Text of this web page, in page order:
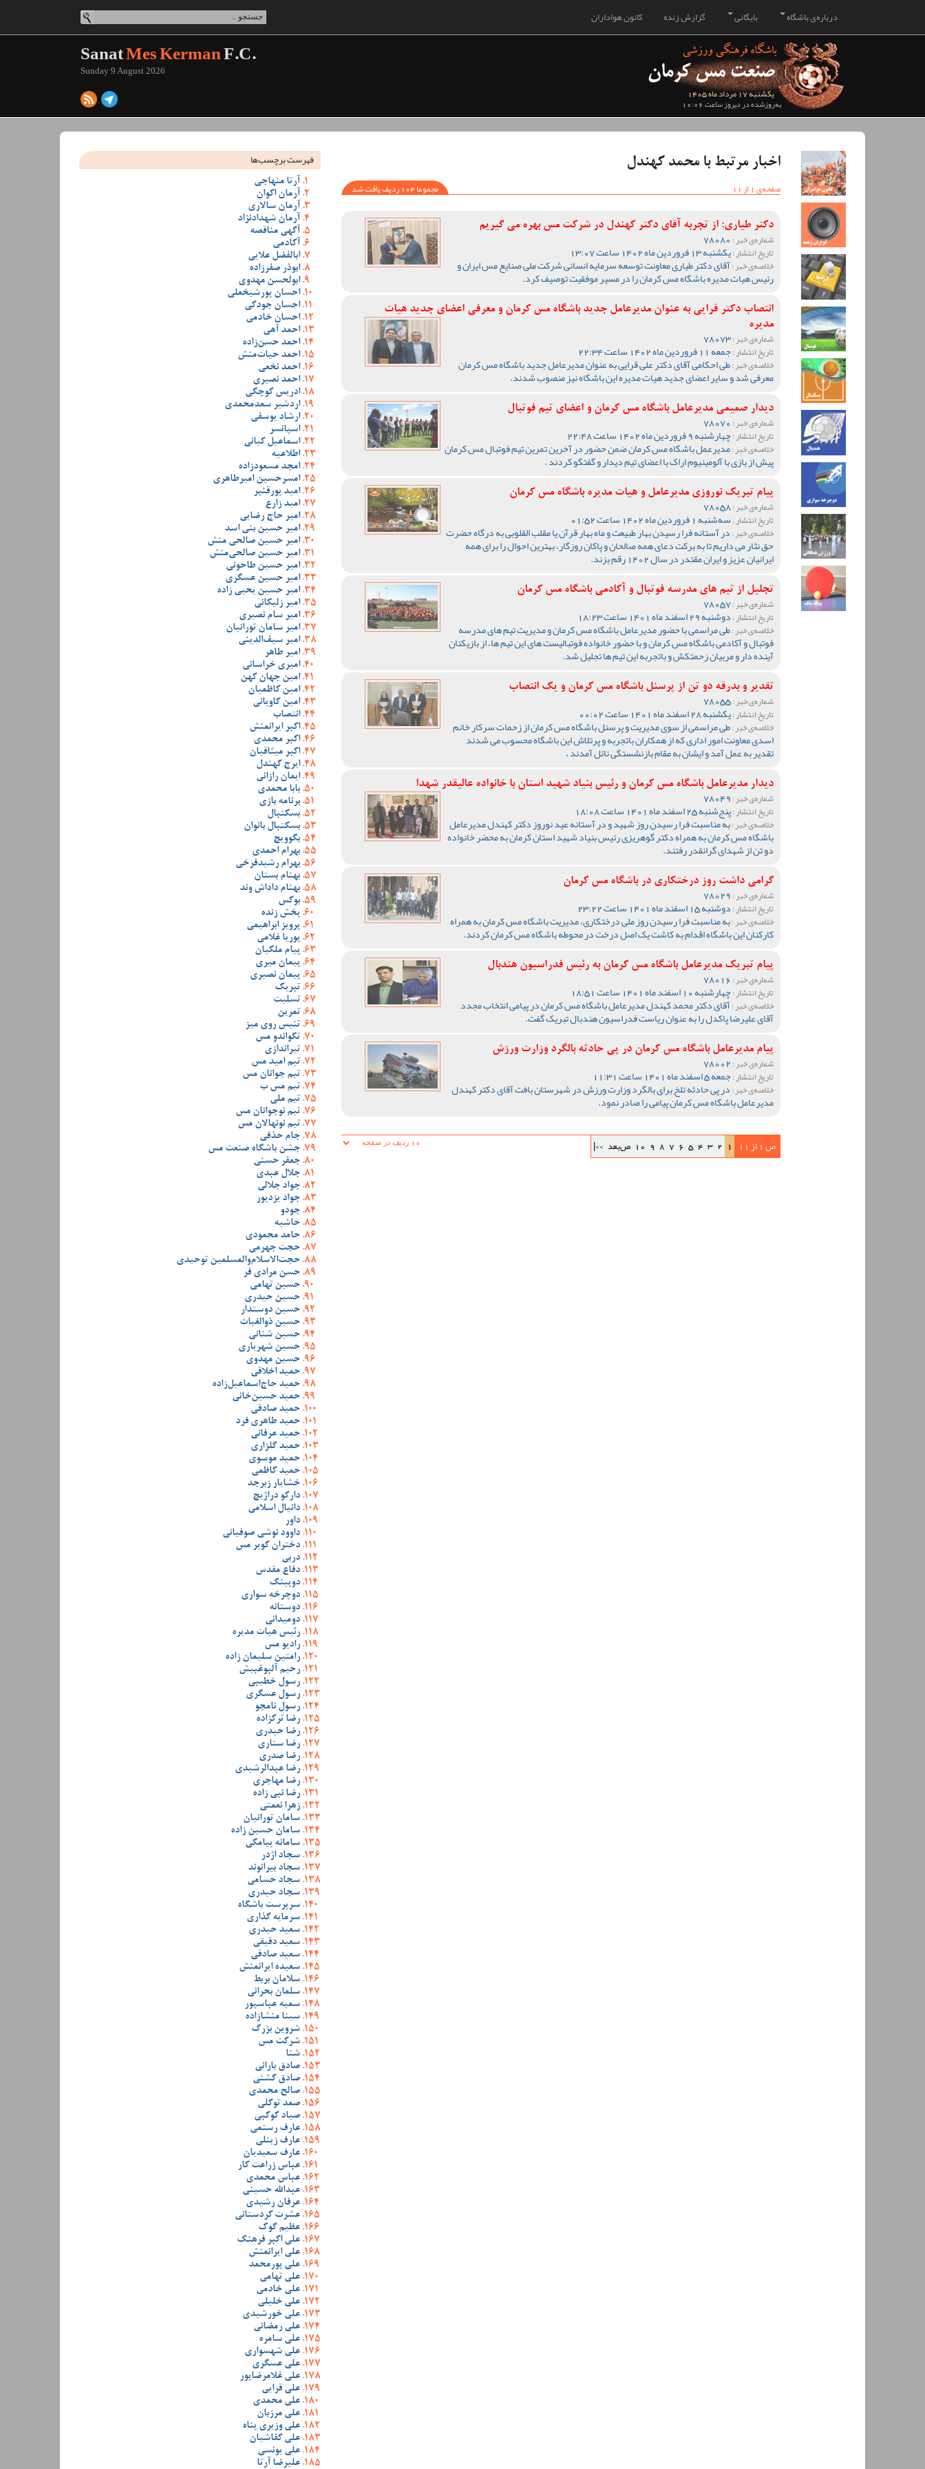
کانون هواداران گزارش زنده بایگانی درباره‌ی باشگاه
یکشنبه 17 مرداد ماه 1405
به‌روزشده در دیروز ساعت 10:06
SanatMes KermanF.C.
Sunday 9 August 2026
اخبار مرتبط با محمد کهندل
صفحه‌ی 1 از 11
مجموعا 104 ردیف یافت شد
دکتر طیاری: از تجربه آقای دکتر کهندل در شرکت مس بهره می گیریم
شماره‌ی خبر :
تاریخ انتشار :یکشنبه 13 فروردین ماه 1402 ساعت 13:07
خلاصه‌ی خبر :آقای دکتر طیاری معاونت توسعه سرمایه انسانی شرکت ملی صنایع مس ایران و
رئیس هیات مدیره باشگاه مس کرمان را در مسیر موفقیت توصیف کرد.
انتصاب دکتر قرایی به عنوان مدیرعامل جدید باشگاه مس کرمان و معرفی اعضای جدید هیات
مدیره
شماره‌ی خبر :78073
تاریخ انتشار :جمعه 11 فروردین ماه 1402 ساعت 22:34
خلاصه‌ی خبر :طی احکامی آقای دکتر علی قرایی به عنوان مدیرعامل جدید باشگاه مس کرمان
معرفی شد و سایر اعضای جدید هیات مدیره این باشگاه نیز منصوب شدند.
دیدار صمیمی مدیرعامل باشگاه مس کرمان و اعضای تیم فوتبال
شماره‌ی خبر :
تاریخ انتشار :چهارشنبه 9 فروردین ماه 1402 ساعت 22:48
خلاصه‌ی خبر :مدیرعمل باشگاه مس کرمان ضمن حضور در آخرین تمرین تیم فوتبال مس کرمان
پیش از بازی با آلومینیوم اراک با اعضای تیم دیدار و گفتگو کردند ‌.
پیام تبریک نوروزی مدیرعامل و هیات مدیره باشگاه مس کرمان
شماره‌ی خبر :78058
تاریخ انتشار :سه‌شنبه 1 فروردین ماه 1402 ساعت 01:52
خلاصه‌ی خبر :در آستانه فرا رسیدن بهار طبیعت و ماه بهار قرآن یا مقلب القلوبی به درگاه حضرت
حق نثار می داریم تا به برکت دعای همه صالحان و پاکان روزگار، بهترین احوال را برای همه
ایرانیان عزیز و ایران مقتدر در سال 1402 رقم بزند.
تجلیل از تیم های مدرسه فوتبال و آکادمی باشگاه مس کرمان
شماره‌ی خبر :78057
تاریخ انتشار :دوشنبه 29 اسفند ماه 1401 ساعت 18:23
خلاصه‌ی خبر :طی مراسمی با حضور مدیرعامل باشگاه مس کرمان و مدیریت تیم های مدرسه
فوتبال و آکادمی باشگاه مس کرمان و با حضور خانواده فوتبالیست های این تیم ها، از بازیکنان
آینده دار و مربیان زحمتکش و باتجربه این تیم ها تجلیل شد.
تقدیر و بدرقه دو تن از پرسنل باشگاه مس کرمان و یک انتصاب
شماره‌ی خبر :78055
تاریخ انتشار :یکشنبه 28 اسفند ماه 1401 ساعت 00:02
خلاصه‌ی خبر :طی مراسمی از سوی مدیریت و پرسنل باشگاه مس کرمان از زحمات سرکار خانم
اسدی معاونت امور اداری که از همکاران باتجربه و پرتلاش این باشگاه محسوب می شدند
تقدیر به عمل آمد و ایشان به مقام بازنشستگی نائل آمدند ،
دیدار مدیرعامل باشگاه مس کرمان و رئیس بنیاد شهید استان با خانواده عالیقدر شهدا
شماره‌ی خبر :
تاریخ انتشار :پنج‌شنبه 25 اسفند ماه 1401 ساعت 18:08
خلاصه‌ی خبر :به مناسبت فرا رسیدن روز شهید و در آستانه عید نوروز دکتر کهندل مدیرعامل
باشگاه مس کرمان به همراه دکتر گوهریزی رئیس بنیاد شهید استان کرمان به محضر خانواده
دو تن از شهدای گرانقدر رفتند.
گرامی داشت روز درختکاری در باشگاه مس کرمان
شماره‌ی خبر :
تاریخ انتشار :دوشنبه 15 اسفند ماه 1401 ساعت 23:22
خلاصه‌ی خبر :به مناسبت فرا رسیدن روز ملی درختکاری، مدیریت باشگاه مس کرمان به همراه
کارکنان این باشگاه اقدام به کاشت یک اصل درخت در محوطه باشگاه مس کرمان کردند.
پیام تبریک مدیرعامل باشگاه مس کرمان به رئیس فدراسیون هندبال
شماره‌ی خبر :
تاریخ انتشار :چهارشنبه 10 اسفند ماه 1401 ساعت 18:51
خلاصه‌ی خبر :آقای دکتر محمد کهندل مدیرعامل باشگاه مس کرمان در پیامی انتخاب مجدد
آقای علیرضا پاکدل را به عنوان ریاست فدراسیون هندبال تبریک گفت.
پیام مدیرعامل باشگاه مس کرمان در پی حادثه بالگرد وزارت ورزش
شماره‌ی خبر :
تاریخ انتشار :جمعه 5 اسفند ماه 1401 ساعت 11:31
خلاصه‌ی خبر :در پی حادثه تلخ برای بالگرد وزارت ورزش در شهرستان بافت آقای دکتر کهندل
مدیرعامل باشگاه مس کرمان پیامی را صادر نمود.
ص 1 از 11 1
2
3
4
5
6
7
8
9
10 ص‌بعد >>|
فهرست برچسب‌ها
آرتا منهاجی
آرمان اکوان
آرمان سالاری
آرمان شهدادنژاد
آگهی مناقصه
آکادمی
ابالفضل علایی
ابوذر صفرزاده
ابولحسن مهدوی
احسان پورشیخعلی
احسان جودکی
احسان خادمی
احمد آهی
احمد حسن‌زاده
احمد حیات‌منش
احمد نخعی
احمد نصیری
ادریس کوچکی
اردشیر سعدمحمدی
ارشاد یوسفی
اسپانسر
اسماعیل کیانی
اطلاعیه
امجد مسعودزاده
امسرحسین امیرطاهری
امید پورقنبر
امید زارع
امیر حاج رضایی
امیر حسین بنی اسد
امیر حسین صالحی منش
امیر حسین صالحی‌منش
امیر حسین طاحونی
امیر حسین عسگری
امیر حسین یحیی زاده
امیر زلیکانی
امیر سام نصیری
امیر سامان تورانیان
امیر سیف‌الدینی
امیر طاهر
امیری خراسانی
امین جهان کهن
امین کاظمیان
امین کاویانی
انتصاب
اکبر ایرانمنش
اکبر محمدی
اکبر میثاقیان
ایرج کهندل
ایمان رازانی
بابا محمدی
برنامه بازی
بسکتبال
بسکتبال بانوان
بگوویچ
بهرام احمدی
بهرام رشیدفرخی
بهنام بستان
بهنام داداش وند
بوکس
پخش زنده
پرویز ابراهیمی
پوریا غلامی
پیام ملکیان
پیمان میری
پیمان نصیری
تبریک
تسلیت
تمرین
تنیس روی میز
تکواندو مس
تیراندازی
تیم امید مس
تیم جوانان مس
تیم مس ب
تیم ملی
تیم نوجوانان مس
تیم نونهالان مس
جام حذفی
جشن باشگاه صنعت مس
جعفر حسنی
جلال عبدی
جواد جلالی
جواد یزدپور
جودو
حاشیه
حامد محمودی
حجت جهرمی
حجت‌الاسلام‌والمسلمین توحیدی
حسن مرادی فر
حسین تهامی
حسین حیدری
حسین دوستدار
حسین ذوالغیاث
حسین شنانی
حسین شهریاری
حسین مهدوی
حمید اخلاقی
حمید حاج‌اسماعیل‌زاده
حمید حسین‌خانی
حمید صادقی
حمید طاهری فرد
حمید عرفانی
حمید گلزاری
حمید موسوی
حمید کاظمی
خشایار زبرجد
دارکو دراژیچ
دانیال اسلامی
داور
داوود نوشی صوفیانی
دختران کویر مس
دربی
دفاع مقدس
دوپینگ
دوچرخه سواری
دوستانه
دومیدانی
رئیس هیات مدیره
رادیو مس
رامتین سلیمان زاده
رحیم آلبوغبیش
رسول خطیبی
رسول عسگری
رسول نامجو
رضا ترکزاده
رضا حیدری
رضا ستاری
رضا صدری
رضا عبدالرشیدی
رضا مهاجری
رضا نبی زاده
زهرا نعمتی
سامان تورانیان
سامان حسین زاده
سامانه پیامکی
سجاد اژدر
سجاد بیرانوند
سجاد حسامی
سجاد حیدری
سرپرست باشگاه
سرمایه گذاری
سعید حیدری
سعید دقیقی
سعید صادقی
سعیده ایرانمنش
سلامان بربط
سلمان بحرانی
سمیه عباسپور
سینا منشازاده
شروین بزرگ
شرکت مس
شنا
صادق بارانی
صادق گشنی
صالح محمدی
صمد توکلی
صیاد کوکبی
عارف رستمی
عارف زینلی
عارف سعیدیان
عباس زراعت کار
عباس محمدی
عبدالله حسینی
عرفان رشیدی
عشرت کردستانی
عظیم گوک
علی اکبر فرهنگ
علی ایرانمنش
علی پورمحمد
علی تهامی
علی خادمی
علی خلیلی
علی خورشیدی
علی رمضانی
علی سامره
علی شهسواری
علی عسگری
علی غلامرضاپور
علی قرایی
علی محمدی
علی مرزبان
علی وزیری پناه
علی کفاشیان
علی یونسی
علیرضا آرتا